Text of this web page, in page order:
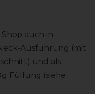
Shop auch in
Ausführung (mit
und als
Füllung (siehe